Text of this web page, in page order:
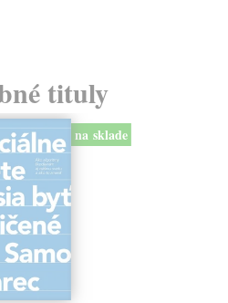
tituly
na sklade